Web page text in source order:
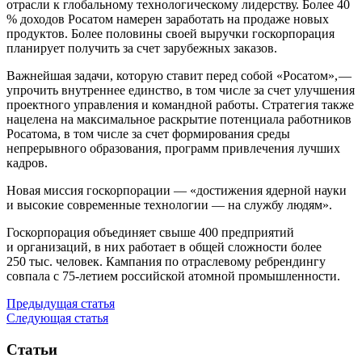
отрасли к глобальному технологическому лидерству. Более 40
% доходов Росатом намерен заработать на продаже новых
продуктов. Более половины своей выручки госкорпорация
планирует получить за счет зарубежных заказов.
Важнейшая задачи, которую ставит перед собой «Росатом», — ​
упрочить внутреннее единство, в том числе за счет улучшения
проектного управления и командной работы. Стратегия также
нацелена на максимальное раскрытие потенциала работников
Росатома, в том числе за счет формирования среды
непрерывного образования, программ привлечения лучших
кадров.
Новая миссия госкорпорации — ​«достижения ядерной науки
и высокие современные технологии — ​на службу людям».
Госкорпорация объединяет свыше 400 предприятий
и организаций, в них работает в общей сложности более
250 тыс. человек. Кампания по отраслевому ребрендингу
совпала с 75-летием российской атомной промышленности.
Предыдущая статья
Следующая статья
Статьи